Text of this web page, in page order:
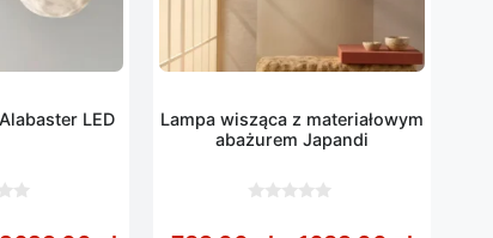
LED
Lampa wisząca z materiałowym
abażurem Japandi